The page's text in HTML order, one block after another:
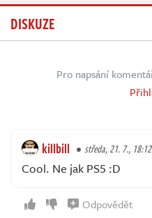
DISKUZE
Pro napsání
killbill středa, 21. 7., 18:12
Cool. Ne jak PS5 :D
Odpovědět